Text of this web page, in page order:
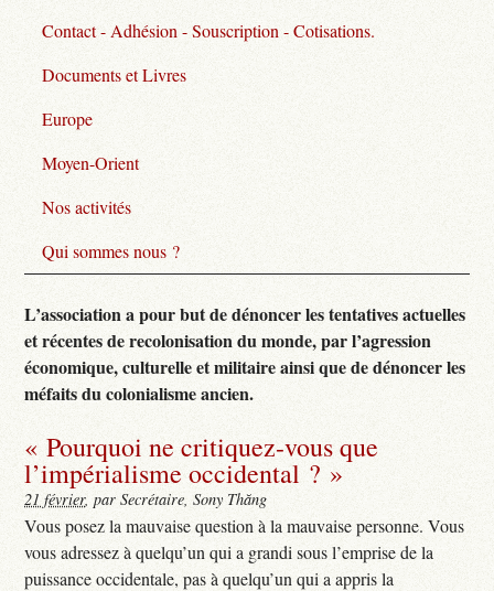
Contact - Adhésion - Souscription - Cotisations.
Documents et Livres
Europe
Moyen-Orient
Nos activités
Qui sommes nous ?
L’association a pour but de dénoncer les tentatives actuelles
et récentes de recolonisation du monde, par l’agression
économique, culturelle et militaire ainsi que de dénoncer les
méfaits du colonialisme ancien.
« Pourquoi ne critiquez-vous que
l’impérialisme occidental ? »
21 février, par Secrétaire, Sony Thăng
Vous posez la mauvaise question à la mauvaise personne. Vous
vous adressez à quelqu’un qui a grandi sous l’emprise de la
puissance occidentale, pas à quelqu’un qui a appris la